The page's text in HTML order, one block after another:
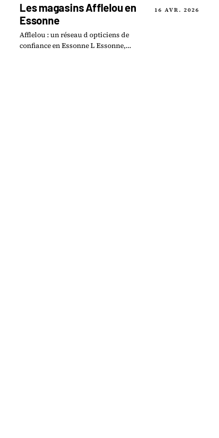
Les magasins Afflelou en
Essonne
Afflelou : un réseau d opticiens de
confiance en Essonne L Essonne,
16 AVR. 2026